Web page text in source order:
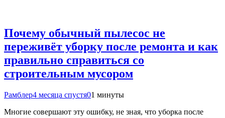
Почему обычный пылесос не
переживёт уборку после ремонта и как
правильно справиться со
строительным мусором
Рамблер4 месяца спустя01 минуты
Многие совершают эту ошибку, не зная, что уборка после